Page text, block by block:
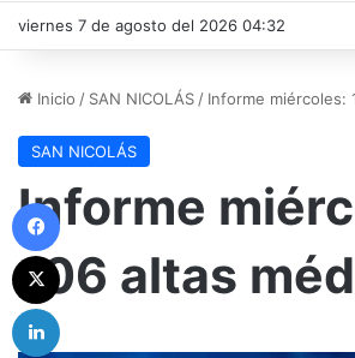
viernes 7 de agosto del 2026 04:32
Inicio / SAN NICOLÁS / Informe miércoles:
SAN NICOLÁS
Informe
106 altas
Facebook
X